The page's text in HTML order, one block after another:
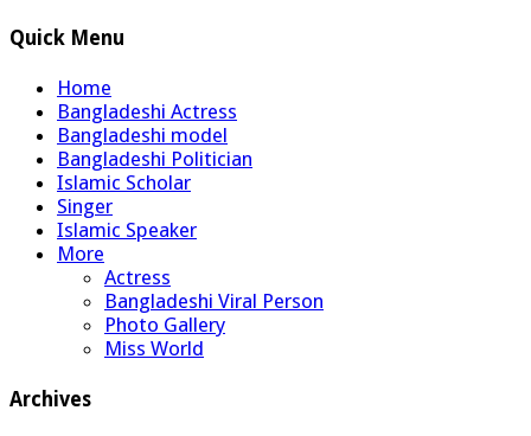
Quick Menu
Home
Bangladeshi Actress
Bangladeshi model
Bangladeshi Politician
Islamic Scholar
Singer
Islamic Speaker
More
Actress
Bangladeshi Viral Person
Photo Gallery
Miss World
Archives